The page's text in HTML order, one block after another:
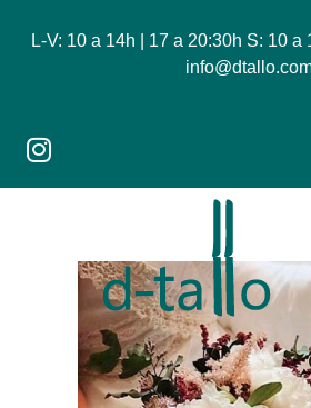
L-V: 10 a 14h | 17 a 20:30h S: 10 a
Dtallo - Tienda online de flores